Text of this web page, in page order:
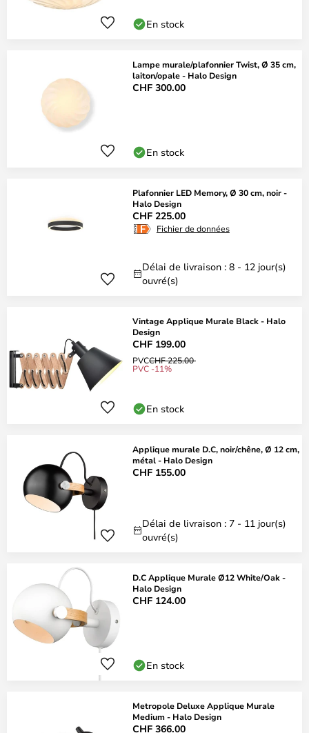
En stock
Lampe murale/plafonnier Twist, Ø 35 cm,
laiton/opale - Halo Design
CHF 300.00
En stock
Plafonnier LED Memory, Ø 30 cm, noir -
Halo Design
CHF 225.00
Fichier de données
Délai de livraison : 8 - 12 jour(s)
ouvré(s)
Vintage Applique Murale Black - Halo
Design
CHF 199.00
PVCCHF 225.00
PVC -11%
En stock
Applique murale D.C, noir/chêne, Ø 12 cm,
métal - Halo Design
CHF 155.00
Délai de livraison : 7 - 11 jour(s)
ouvré(s)
D.C Applique Murale Ø12 White/Oak -
Halo Design
CHF 124.00
En stock
Metropole Deluxe Applique Murale
Medium - Halo Design
CHF 366.00